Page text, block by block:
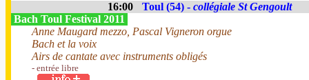
16:00 Toul (54) - collégiale St Gengoult
Bach Toul Festival 2011
Anne Maugard mezzo, Pascal Vigneron orgue
Bach et la voix
Airs de cantate avec instruments obligés
- entrée libre